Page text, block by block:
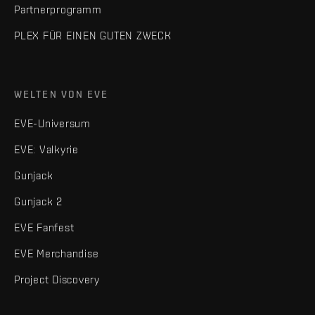
Partnerprogramm
PLEX FÜR EINEN GUTEN ZWECK
WELTEN VON EVE
EVE-Universum
EVE: Valkyrie
Gunjack
Gunjack 2
EVE Fanfest
EVE Merchandise
Project Discovery